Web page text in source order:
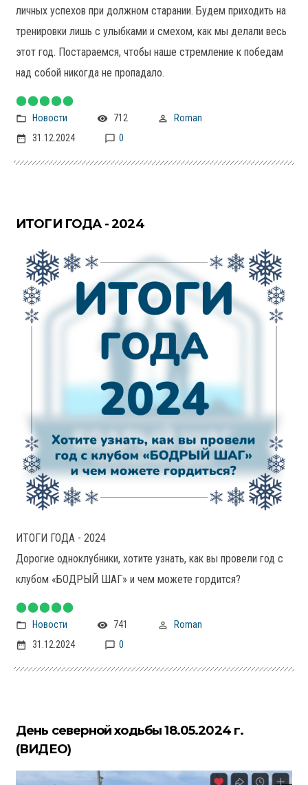
личных успехов при должном старании. Будем приходить на
тренировки лишь с улыбками и смехом, как мы делали весь
этот год. Постараемся, чтобы наше стремление к победам
над собой никогда не пропадало.
Новости 712
Roman
31.12.2024
0
ИТОГИ ГОДА - 2024
ИТОГИ ГОДА - 2024
Дорогие одноклубники, хотите узнать, как вы провели год с
клубом «БОДРЫЙ ШАГ» и чем можете гордится?
Новости 741
Roman
31.12.2024
0
День северной ходьбы 18.05.2024 г.
(ВИДЕО)